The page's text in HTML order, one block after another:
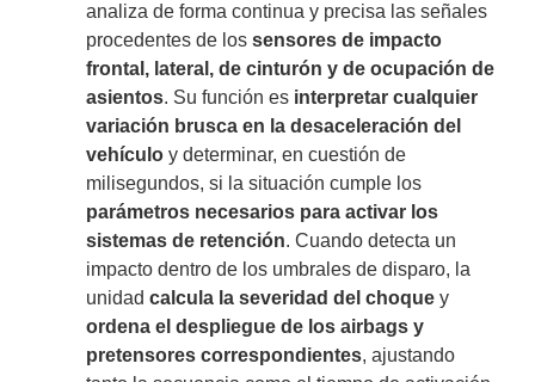
analiza de forma continua y precisa las señales
procedentes de lossensores de impacto
frontal, lateral, de cinturón y de ocupación de
asientos. Su función es interpretar cualquier
variación brusca en la desaceleración del
vehículo y determinar, en cuestión de
milisegundos, si la situación cumple los
parámetros necesarios para activar los
sistemas de retención. Cuando detecta un
impacto dentro de los umbrales de disparo, la
unidadcalcula la severidad del choque y
ordena el despliegue de los airbags y
pretensores correspondientes, ajustando